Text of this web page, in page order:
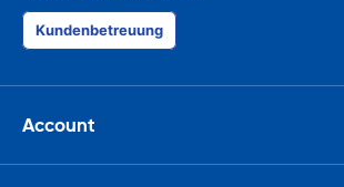
Kundenbetreuung
Account